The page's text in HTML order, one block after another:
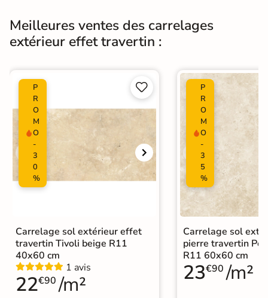
Origine Italie
Type de pose
Catégories
Carrelage terrasse effet pierre
naturelle
Carrelage Beige
Carrelage travertin extérieur 10mm
|
Carrelage intérieur / extérieur
identique
Meilleures ventes des carrelages
extérieur effet travertin :
P
R
O
M
O
-
3
0
%


Carrelage sol extérieur effet
travertin Tivoli beige R11
40x60 cm
1 avis
22€90 /m²
P
R
O
M
O
-
3
5
%
Carrelage sol
pierre travertin
R11 60x60 cm
23€90 /m²